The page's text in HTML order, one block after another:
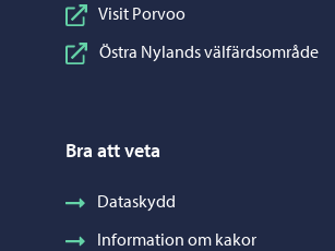
Visit Porvoo
Östra Nylands välfärdsområde
Bra att veta
Dataskydd
Information om kakor